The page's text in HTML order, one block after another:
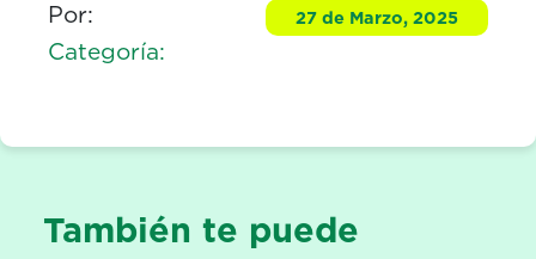
Por: 27 de Marzo, 2025
Categoría:
También te puede